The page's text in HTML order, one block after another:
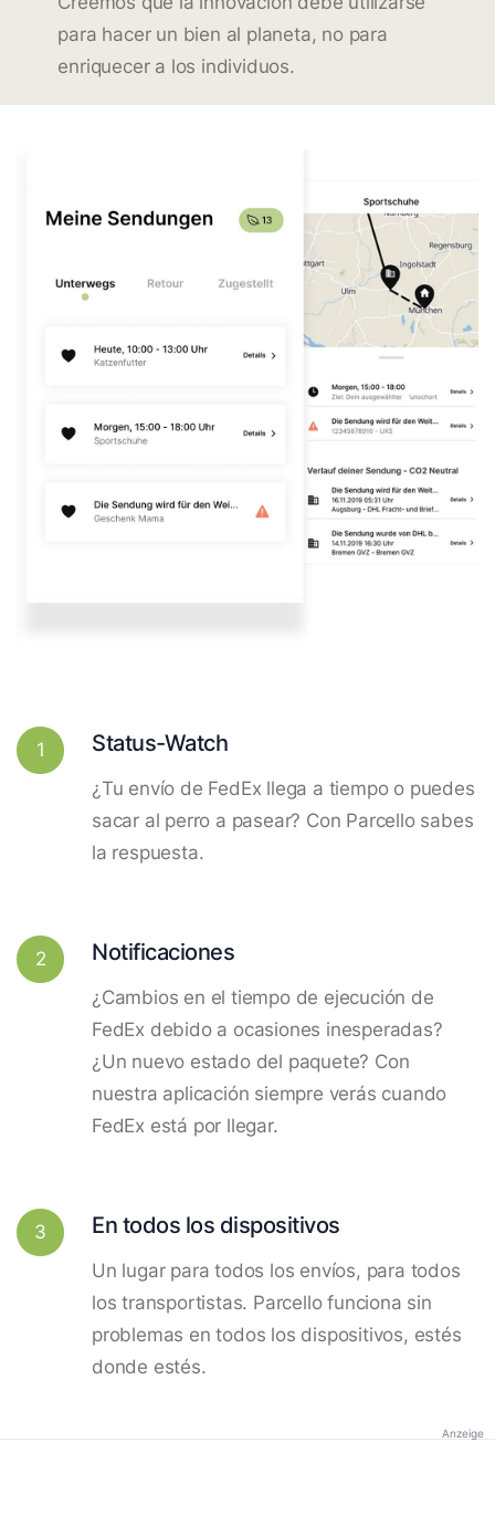
para hacer un bien al planeta, no para
enriquecer a los individuos.
1 Status-Watch
¿Tu envío de FedEx llega a tiempo o puedes
sacar al perro a pasear? Con Parcello sabes
la respuesta.
2 Notificaciones
¿Cambios en el tiempo de ejecución de
FedEx debido a ocasiones inesperadas?
¿Un nuevo estado del paquete? Con
nuestra aplicación siempre verás cuando
FedEx está por llegar.
3 En todos los dispositivos
Un lugar para todos los envíos, para todos
los transportistas. Parcello funciona sin
problemas en todos los dispositivos, estés
donde estés.
Anzeige